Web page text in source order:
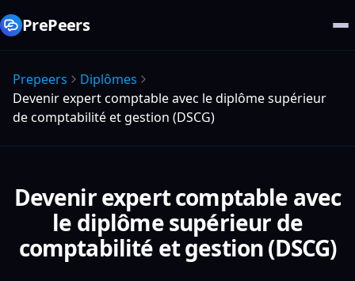
PrePeers
Prepeers
Diplômes
Devenir expert comptable avec le diplôme supérieur
de comptabilité et gestion (DSCG)
Devenir expert comptable avec
le diplôme supérieur de
comptabilité et gestion (DSCG)